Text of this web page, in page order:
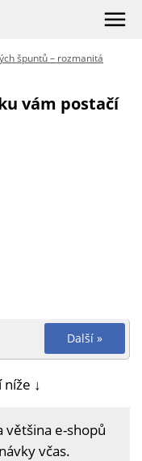
špuntů – rozmanitá
vám postačí
Další »
↓
většina e-shopů
včas.